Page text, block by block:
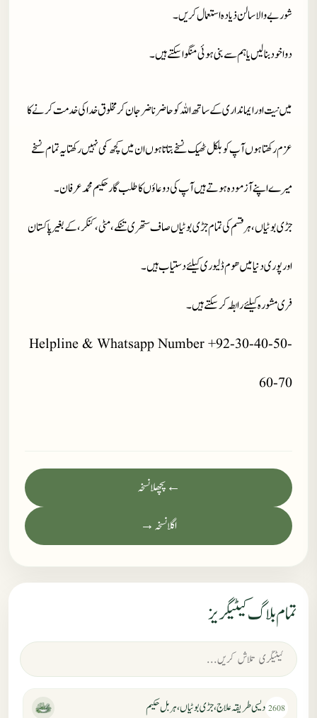
شوربے والا سالن ذیادہ استعمال کریں۔
دوا خود بنا لیں یا ہم سے بنی ہوئی منگوا سکتے ہیں۔
میں نیت اور ایمانداری کے ساتھ اللہ کو حاضر ناضر جان کر مخلوق خدا کی خدمت کرنے کا
عزم رکھتا ہوں آپ کو بلکل ٹھیک نسخے بتاتا ہوں ان میں کچھ کمی نہیں رکھتا یہ تمام نسخے
میرے اپنے آزمودہ ہوتے ہیں آپ کی دوعاؤں کا طلب گار حکیم محمد عرفان۔
جڑی بوٹیاں، ہر قسم کی تمام جڑی بوٹیاں صاف ستھری تنکے، مٹی، کنکر، کے بغیر پاکستان
اور پوری دنیا میں ھوم ڈلیوری کیلئے دستیاب ہیں۔
فری مشورہ کیلئے رابطہ کر سکتے ہیں۔
Helpline & Whatsapp Number +92-30-40-50-
60-70
← پچھلا نسخہ
اگلا نسخہ →
تمام بلاگ کیٹیگریز
2608 دیسی طریقہ علاج، جڑی بوٹیاں، ہربل حکیم